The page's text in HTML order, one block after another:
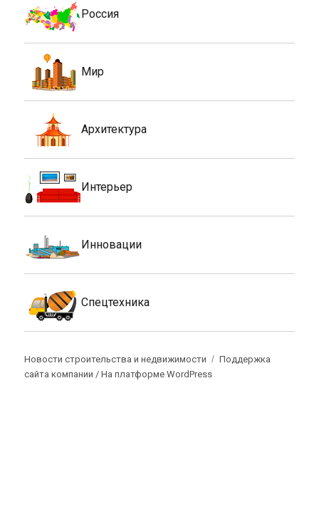
Россия
Мир
Архитектура
Интерьер
Инновации
Спецтехника
Новости строительства и недвижимости
Поддержка
сайта компании /На платформе WordPress